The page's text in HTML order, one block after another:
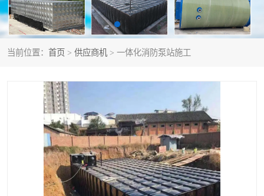
当前位置： 首页 > 供应商机 > 一体化消防泵站施工